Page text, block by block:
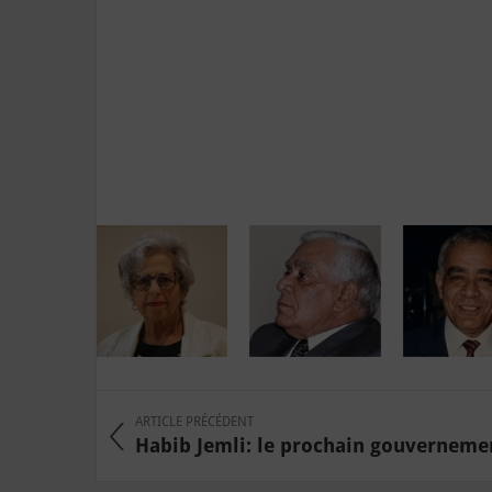
ARTICLE PRÉCÉDENT
Habib Jemli: le prochain